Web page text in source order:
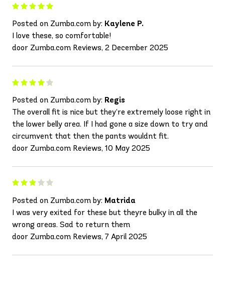
Posted on Zumba.com by: Kaylene P.
I love these, so comfortable!
door Zumba.com Reviews, 2 December 2025
Posted on Zumba.com by: Regis
The overall fit is nice but they’re extremely loose right in
the lower belly area. If I had gone a size down to try and
circumvent that then the pants wouldnt fit.
door Zumba.com Reviews, 10 May 2025
Posted on Zumba.com by: Matrida
I was very exited for these but theyre bulky in all the
wrong areas. Sad to return them
door Zumba.com Reviews, 7 April 2025